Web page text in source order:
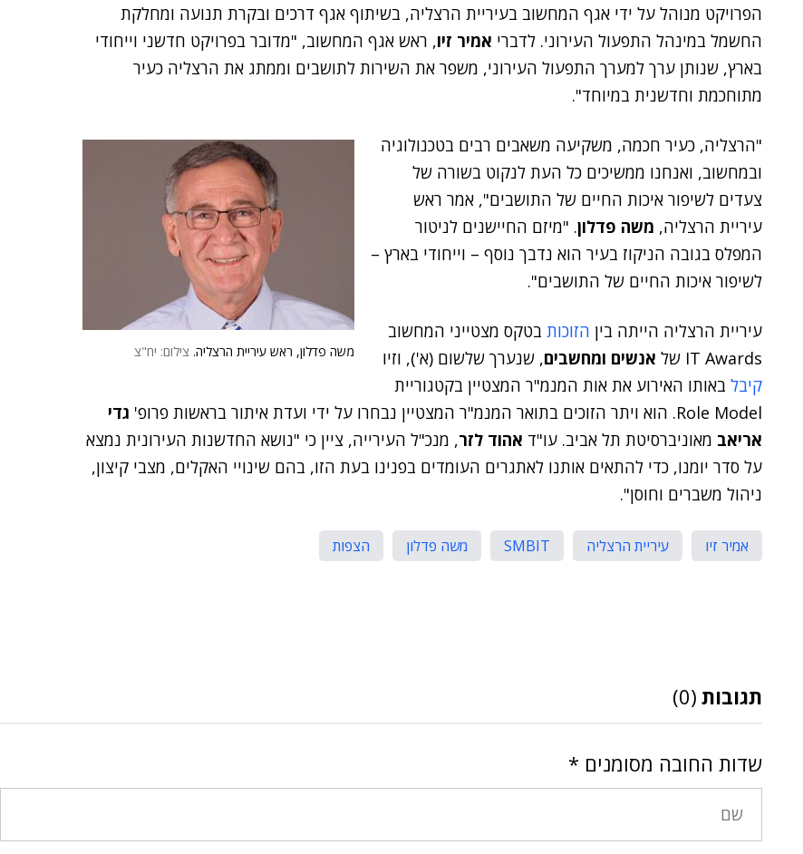
הפרויקט מנוהל על ידי אגף המחשוב בעיריית הרצליה, בשיתוף אגף דרכים ובקרת תנועה ומחלקת
החשמל במינהל התפעול העירוני. לדברי אמיר זיו, ראש אגף המחשוב, "מדובר בפרויקט חדשני וייחודי
בארץ, שנותן ערך למערך התפעול העירוני, משפר את השירות לתושבים וממתג את הרצליה כעיר
מתוחכמת וחדשנית במיוחד".
משה פדלון, ראש עיריית הרצליה. צילום: יח"צ
"הרצליה, כעיר חכמה, משקיעה משאבים רבים בטכנולוגיה
ובמחשוב, ואנחנו ממשיכים כל העת לנקוט בשורה של
צעדים לשיפור איכות החיים של התושבים", אמר ראש
עיריית הרצליה, משה פדלון. "מיזם החיישנים לניטור
המפלס בגובה הניקוז בעיר הוא נדבך נוסף – וייחודי בארץ –
לשיפור איכות החיים של התושבים".
עיריית הרצליה הייתה בין הזוכות בטקס מצטייני המחשוב
IT Awards של
אנשים ומחשבים, שנערך שלשום (א'), וזיו
קיבל באותו האירוע את אות המנמ"ר המצטיין בקטגוריית
Role Model. הוא ויתר הזוכים בתואר המנמ"ר המצטיין נבחרו על ידי ועדת איתור בראשות פרופ'
גדי
אריאב מאוניברסיטת תל אביב. עו"ד אהוד לזר, מנכ"ל העירייה, ציין כי "נושא החדשנות העירונית נמצא
על סדר יומנו, כדי להתאים אותנו לאתגרים העומדים בפנינו בעת הזו, בהם שינויי האקלים, מצבי קיצון,
ניהול משברים וחוסן".
אמיר זיו עיריית הרצליה SMBIT משה פדלון הצפות
תגובות (0)
שדות החובה מסומנים *